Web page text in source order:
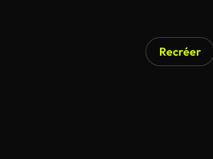
Recréer